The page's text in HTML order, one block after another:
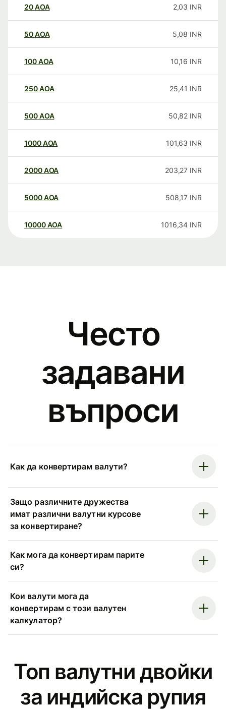
20AOA 2,03 INR
50AOA 5,08 INR
100AOA 10,16 INR
250AOA 25,41 INR
500AOA 50,82 INR
1000AOA 101,63 INR
2000AOA 203,27 INR
5000AOA 508,17 INR
10000 AOA 1016,34 INR
Често
задавани
въпроси
Как да конвертирам валути?
Защо различните дружества
имат различни валутни курсове
за конвертиране?
Как мога да конвертирам парите
си?
Кои валути мога да
конвертирам с този валутен
калкулатор?
Топ валутни двойки
за индийска рупия